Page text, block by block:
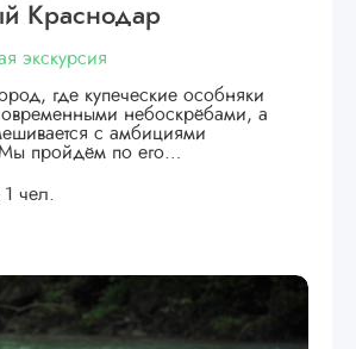
Краснодар
экскурсия
где купеческие особняки
небоскрёбами, а
с амбициями
пройдём по его…
чел.